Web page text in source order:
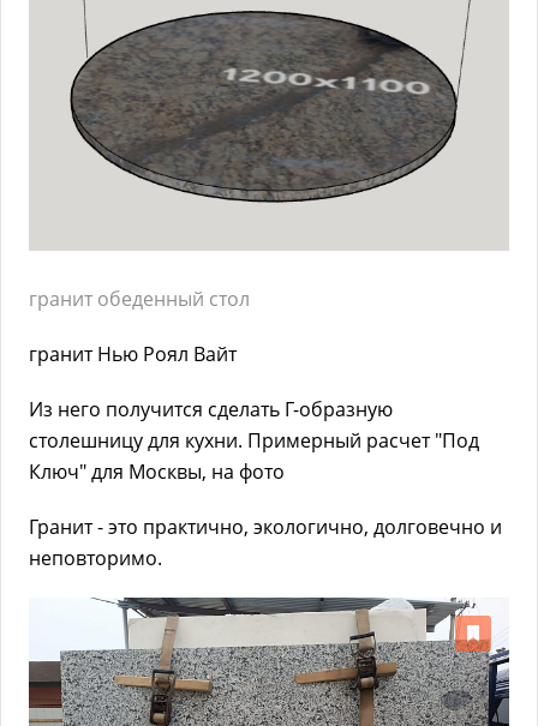
гранит обеденный стол
гранит Нью Роял Вайт
Из него получится сделать Г-образную
столешницу для кухни. Примерный расчет "Под
Ключ" для Москвы, на фото
Гранит - это практично, экологично, долговечно и
неповторимо.